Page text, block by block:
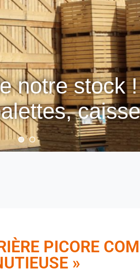
notre stock !
PICORE
»